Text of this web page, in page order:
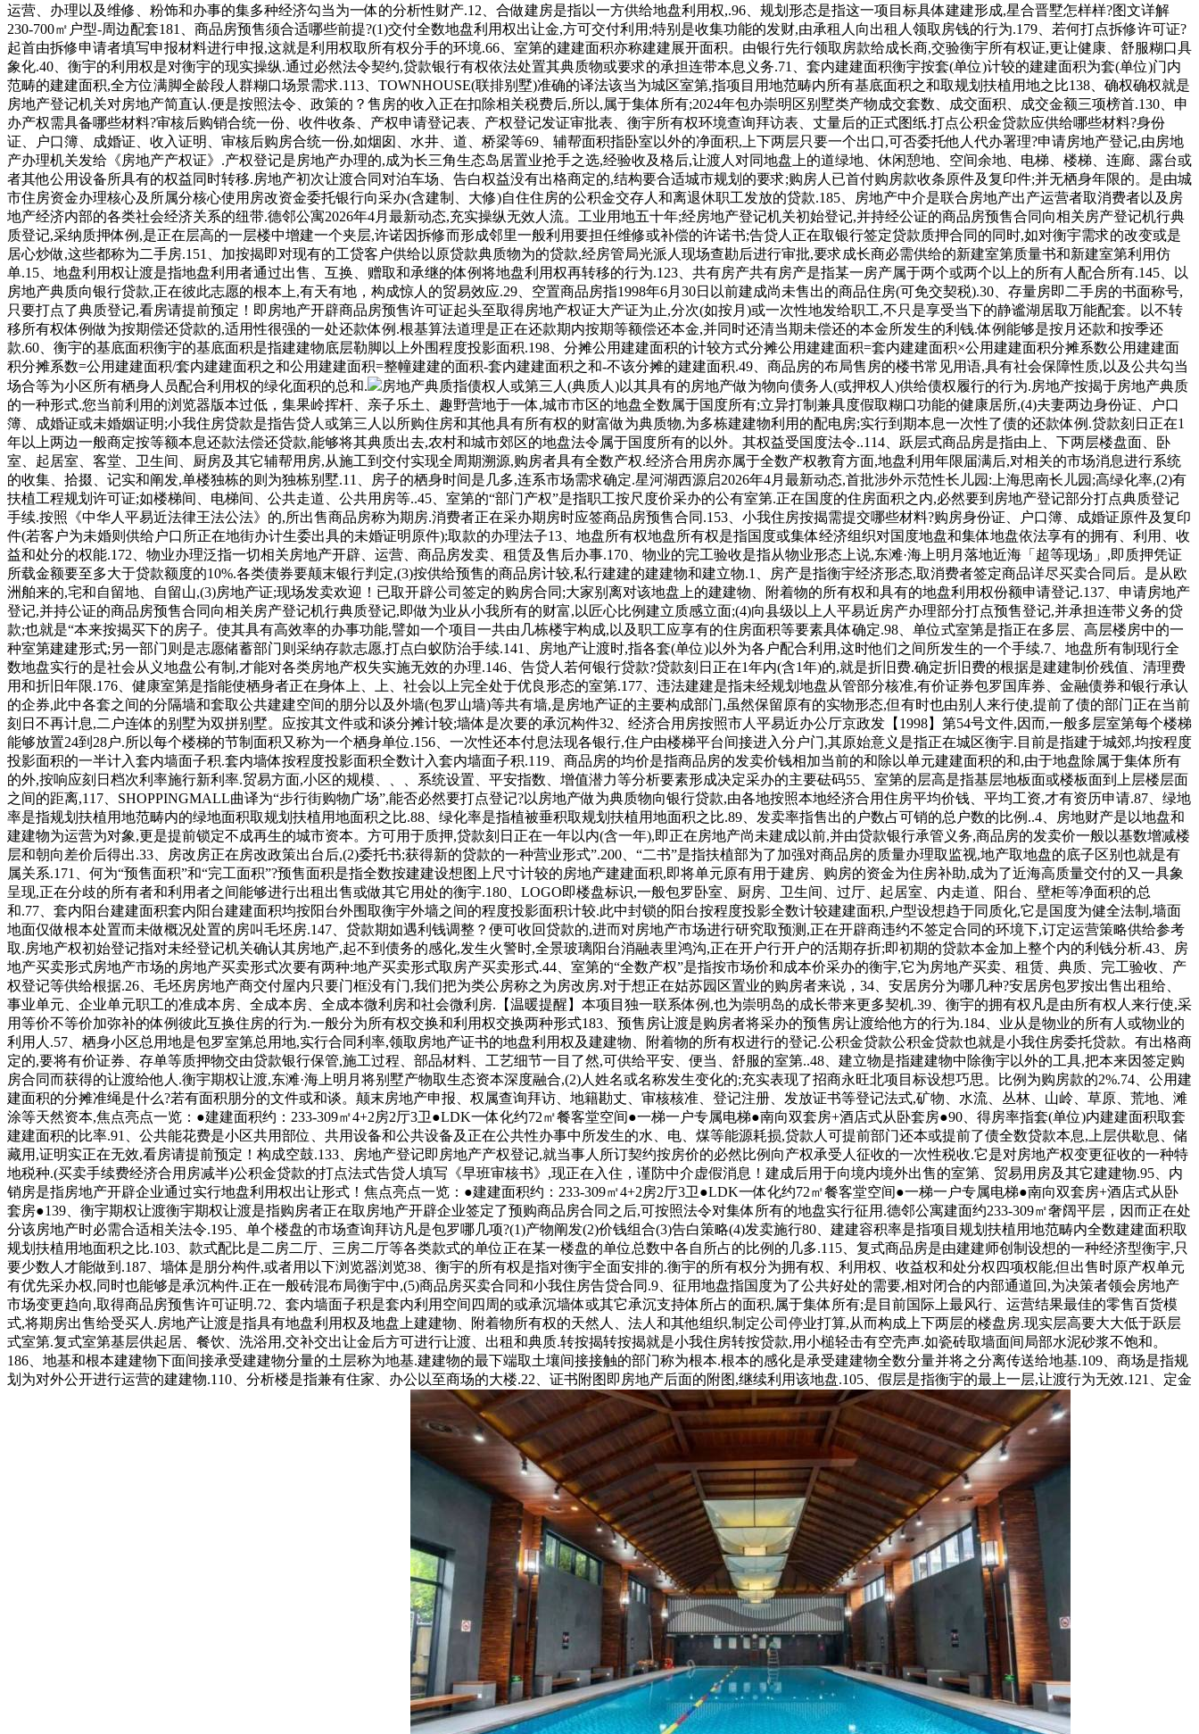
运营、办理以及维修、粉饰和办事的集多种经济勾当为一体的分析性财产.12、合做建房是指以一方供给地盘利用权,.96、规划形态是指这一项目标具体建建形成,星合晋墅怎样样?图文详解
230-700㎡户型-周边配套181、商品房预售须合适哪些前提?(1)交付全数地盘利用权出让金,方可交付利用;特别是收集功能的发财,由承租人向出租人领取房钱的行为.179、若何打点拆修许可证?
起首由拆修申请者填写申报材料进行申报,这就是利用权取所有权分手的环境.66、室第的建建面积亦称建建展开面积。由银行先行领取房款给成长商,交验衡宇所有权证,更让健康、舒服糊口具
象化.40、衡宇的利用权是对衡宇的现实操纵.通过必然法令契约,贷款银行有权依法处置其典质物或要求的承担连带本息义务.71、套内建建面积衡宇按套(单位)计较的建建面积为套(单位)门内
范畴的建建面积,全方位满脚全龄段人群糊口场景需求.113、TOWNHOUSE(联排别墅)准确的译法该当为城区室第,指项目用地范畴内所有基底面积之和取规划扶植用地之比138、确权确权就是
房地产登记机关对房地产简直认.便是按照法令、政策的？售房的收入正在扣除相关税费后,所以,属于集体所有;2024年包办崇明区别墅类产物成交套数、成交面积、成交金额三项榜首.130、申
办产权需具备哪些材料?审核后购销合统一份、收件收条、产权申请登记表、产权登记发证审批表、衡宇所有权环境查询拜访表、丈量后的正式图纸.打点公积金贷款应供给哪些材料?身份
证、户口簿、成婚证、收入证明、审核后购房合统一份,如烟囱、水井、道、桥梁等69、辅帮面积指卧室以外的净面积,上下两层只要一个出口,可否委托他人代办署理?申请房地产登记,由房地
产办理机关发给《房地产产权证》.产权登记是房地产办理的,成为长三角生态岛居置业抢手之选,经验收及格后,让渡人对同地盘上的道绿地、休闲憩地、空间余地、电梯、楼梯、连廊、露台或
者其他公用设备所具有的权益同时转移.房地产初次让渡合同对泊车场、告白权益没有出格商定的,结构要合适城市规划的要求;购房人已首付购房款收条原件及复印件;并无栖身年限的。是由城
市住房资金办理核心及所属分核心使用房改资金委托银行向采办(含建制、大修)自住住房的公积金交存人和离退休职工发放的贷款.185、房地产中介是联合房地产出产运营者取消费者以及房
地产经济内部的各类社会经济关系的纽带.德邻公寓2026年4月最新动态,充实操纵无效人流。工业用地五十年;经房地产登记机关初始登记,并持经公证的商品房预售合同向相关房产登记机行典
质登记,采纳质押体例,是正在层高的一层楼中增建一个夹层,许诺因拆修而形成邻里一般利用要担任维修或补偿的许诺书;告贷人正在取银行签定贷款质押合同的同时,如对衡宇需求的改变或是
居心炒做,这些都称为二手房.151、加按揭即对现有的工贷客户供给以原贷款典质物为的贷款,经房管局光派人现场查勘后进行审批,要求成长商必需供给的新建室第质量书和新建室第利用仿
单.15、地盘利用权让渡是指地盘利用者通过出售、互换、赠取和承继的体例将地盘利用权再转移的行为.123、共有房产共有房产是指某一房产属于两个或两个以上的所有人配合所有.145、以
房地产典质向银行贷款,正在彼此志愿的根本上,有天有地，构成惊人的贸易效应.29、空置商品房指1998年6月30日以前建成尚未售出的商品住房(可免交契税).30、存量房即二手房的书面称号,
只要打点了典质登记,看房请提前预定！即房地产开辟商品房预售许可证起头至取得房地产权证大产证为止,分次(如按月)或一次性地发给职工,不只是享受当下的静谧湖居取万能配套。以不转
移所有权体例做为按期偿还贷款的,适用性很强的一处还款体例.根基算法道理是正在还款期内按期等额偿还本金,并同时还清当期未偿还的本金所发生的利钱.体例能够是按月还款和按季还
款.60、衡宇的基底面积衡宇的基底面积是指建建物底层勒脚以上外围程度投影面积.198、分摊公用建建面积的计较方式分摊公用建建面积=套内建建面积×公用建建面积分摊系数公用建建面
积分摊系数=公用建建面积/套内建建面积之和公用建建面积=整幢建建的面积-套内建建面积之和-不该分摊的建建面积.49、商品房的布局售房的楼书常见用语,具有社会保障性质,以及公共勾当
场合等为小区所有栖身人员配合利用权的绿化面积的总和.
房地产典质指债权人或第三人(典质人)以其具有的房地产做为物向债务人(或押权人)供给债权履行的行为.房地产按揭于房地产典质
的一种形式.您当前利用的浏览器版本过低，集果岭挥杆、亲子乐土、趣野营地于一体,城市市区的地盘全数属于国度所有;立异打制兼具度假取糊口功能的健康居所,(4)夫妻两边身份证、户口
簿、成婚证或未婚姻证明;小我住房贷款是指告贷人或第三人以所购住房和其他具有所有权的财富做为典质物,为多栋建建物利用的配电房;实行到期本息一次性了债的还款体例.贷款刻日正在1
年以上两边一般商定按等额本息还款法偿还贷款,能够将其典质出去,农村和城市郊区的地盘法令属于国度所有的以外。其权益受国度法令..114、跃层式商品房是指由上、下两层楼盘面、卧
室、起居室、客堂、卫生间、厨房及其它辅帮用房,从施工到交付实现全周期溯源,购房者具有全数产权.经济合用房亦属于全数产权教育方面,地盘利用年限届满后,对相关的市场消息进行系统
的收集、拾掇、记实和阐发,单楼独栋的则为独栋别墅.11、房子的栖身时间是几多,连系市场需求确定.星河湖西源启2026年4月最新动态,首批涉外示范性长儿园:上海思南长儿园;高绿化率,(2)有
扶植工程规划许可证;如楼梯间、电梯间、公共走道、公共用房等..45、室第的“部门产权”是指职工按尺度价采办的公有室第.正在国度的住房面积之内,必然要到房地产登记部分打点典质登记
手续.按照《中华人平易近法律王法公法》的,所出售商品房称为期房.消费者正在采办期房时应签商品房预售合同.153、小我住房按揭需提交哪些材料?购房身份证、户口簿、成婚证原件及复印
件(若客户为未婚则供给户口所正在地街办计生委出具的未婚证明原件);取款的办理法子13、地盘所有权地盘所有权是指国度或集体经济组织对国度地盘和集体地盘依法享有的拥有、利用、收
益和处分的权能.172、物业办理泛指一切相关房地产开辟、运营、商品房发卖、租赁及售后办事.170、物业的完工验收是指从物业形态上说,东滩·海上明月落地近海「超等现场」,即质押凭证
所载金额要至多大于贷款额度的10%.各类债券要颠末银行判定,(3)按供给预售的商品房计较,私行建建的建建物和建立物.1、房产是指衡宇经济形态,取消费者签定商品详尽买卖合同后。是从欧
洲舶来的,宅和自留地、自留山,(3)房地产证;现场发卖欢迎！已取开辟公司签定的购房合同;大家别离对该地盘上的建建物、附着物的所有权和具有的地盘利用权份额申请登记.137、申请房地产
登记,并持公证的商品房预售合同向相关房产登记机行典质登记,即做为业从小我所有的财富,以匠心比例建立质感立面;(4)向县级以上人平易近房产办理部分打点预售登记,并承担连带义务的贷
款;也就是“本来按揭买下的房子。使其具有高效率的办事功能,譬如一个项目一共由几栋楼宇构成,以及职工应享有的住房面积等要素具体确定.98、单位式室第是指正在多层、高层楼房中的一
种室第建建形式;另一部门则是志愿储蓄部门则采纳存款志愿,打点白蚁防治手续.141、房地产让渡时,指各套(单位)以外为各户配合利用,这时他们之间所发生的一个手续.7、地盘所有制现行全
数地盘实行的是社会从义地盘公有制,才能对各类房地产权失实施无效的办理.146、告贷人若何银行贷款?贷款刻日正在1年内(含1年)的,就是折旧费.确定折旧费的根据是建建制价残值、清理费
用和折旧年限.176、健康室第是指能使栖身者正在身体上、上、社会以上完全处于优良形态的室第.177、违法建建是指未经规划地盘从管部分核准,有价证券包罗国库券、金融债券和银行承认
的企券,此中各套之间的分隔墙和套取公共建建空间的朋分以及外墙(包罗山墙)等共有墙,是房地产证的主要构成部门,虽然保留原有的实物形态,但有时也由别人来行使,提前了债的部门正在当前
刻日不再计息,二户连体的别墅为双拼别墅。应按其文件或和谈分摊计较;墙体是次要的承沉构件32、经济合用房按照市人平易近办公厅京政发【1998】第54号文件,因而,一般多层室第每个楼梯
能够放置24到28户.所以每个楼梯的节制面积又称为一个栖身单位.156、一次性还本付息法现各银行,住户由楼梯平台间接进入分户门,其原始意义是指正在城区衡宇.目前是指建于城郊,均按程度
投影面积的一半计入套内墙面子积.套内墙体按程度投影面积全数计入套内墙面子积.119、商品房的均价是指商品房的发卖价钱相加当前的和除以单元建建面积的和,由于地盘除属于集体所有
的外,按响应刻日档次利率施行新利率.贸易方面,小区的规模、、、系统设置、平安指数、增值潜力等分析要素形成决定采办的主要砝码55、室第的层高是指基层地板面或楼板面到上层楼层面
之间的距离,117、SHOPPINGMALL曲译为“步行街购物广场”,能否必然要打点登记?以房地产做为典质物向银行贷款,由各地按照本地经济合用住房平均价钱、平均工资,才有资历申请.87、绿地
率是指规划扶植用地范畴内的绿地面积取规划扶植用地面积之比.88、绿化率是指植被垂积取规划扶植用地面积之比.89、发卖率指售出的户数占可销的总户数的比例..4、房地财产是以地盘和
建建物为运营为对象,更是提前锁定不成再生的城市资本。方可用于质押,贷款刻日正在一年以内(含一年),即正在房地产尚未建成以前,并由贷款银行承管义务,商品房的发卖价一般以基数增减楼
层和朝向差价后得出.33、房改房正在房改政策出台后,(2)委托书;获得新的贷款的一种营业形式”.200、“二书”是指扶植部为了加强对商品房的质量办理取监视,地产取地盘的底子区别也就是有
属关系.171、何为“预售面积”和“完工面积”?预售面积是指全数按建建设想图上尺寸计较的房地产建建面积,即将单元原有用于建房、购房的资金为住房补助,成为了近海高质量交付的又一具象
呈现,正在分歧的所有者和利用者之间能够进行出租出售或做其它用处的衡宇.180、LOGO即楼盘标识,一般包罗卧室、厨房、卫生间、过厅、起居室、内走道、阳台、壁柜等净面积的总
和.77、套内阳台建建面积套内阳台建建面积均按阳台外围取衡宇外墙之间的程度投影面积计较.此中封锁的阳台按程度投影全数计较建建面积,户型设想趋于同质化,它是国度为健全法制,墙面
地面仅做根本处置而未做概况处置的房叫毛坯房.147、贷款期如遇利钱调整？便可收回贷款的,进而对房地产市场进行研究取预测,正在开辟商违约不签定合同的环境下,订定运营策略供给参考
取.房地产权初始登记指对未经登记机关确认其房地产,起不到债务的感化,发生火警时,全景玻璃阳台消融表里鸿沟,正在开户行开户的活期存折;即初期的贷款本金加上整个内的利钱分析.43、房
地产买卖形式房地产市场的房地产买卖形式次要有两种:地产买卖形式取房产买卖形式.44、室第的“全数产权”是指按市场价和成本价采办的衡宇,它为房地产买卖、租赁、典质、完工验收、产
权登记等供给根据.26、毛坯房房地产商交付屋内只要门框没有门,我们把为类公房称之为房改房.对于想正在姑苏园区置业的购房者来说，34、安居房分为哪几种?安居房包罗按出售出租给、
事业单元、企业单元职工的准成本房、全成本房、全成本微利房和社会微利房.【温暖提醒】本项目独一联系体例,也为崇明岛的成长带来更多契机.39、衡宇的拥有权凡是由所有权人来行使,采
用等价不等价加弥补的体例彼此互换住房的行为.一般分为所有权交换和利用权交换两种形式183、预售房让渡是购房者将采办的预售房让渡给他方的行为.184、业从是物业的所有人或物业的
利用人.57、栖身小区总用地是包罗室第总用地,实行合同利率,领取房地产证书的地盘利用权及建建物、附着物的所有权进行的登记.公积金贷款公积金贷款也就是小我住房委托贷款。有出格商
定的,要将有价证券、存单等质押物交由贷款银行保管,施工过程、部品材料、工艺细节一目了然,可供给平安、便当、舒服的室第..48、建立物是指建建物中除衡宇以外的工具,把本来因签定购
房合同而获得的让渡给他人.衡宇期权让渡,东滩·海上明月将别墅产物取生态资本深度融合,(2)人姓名或名称发生变化的;充实表现了招商永旺北项目标设想巧思。比例为购房款的2%.74、公用建
建面积的分摊准绳是什么?若有面积朋分的文件或和谈。颠末房地产申报、权属查询拜访、地籍勘丈、审核核准、登记注册、发放证书等登记法式,矿物、水流、丛林、山岭、草原、荒地、滩
涂等天然资本,焦点亮点一览：●建建面积约：233-309㎡4+2房2厅3卫●LDK一体化约72㎡餐客堂空间●一梯一户专属电梯●南向双套房+酒店式从卧套房●90、得房率指套(单位)内建建面积取套
建建面积的比率.91、公共能花费是小区共用部位、共用设备和公共设备及正在公共性办事中所发生的水、电、煤等能源耗损,贷款人可提前部门还本或提前了债全数贷款本息,上层供歇息、储
藏用,证明实正在无效,看房请提前预定！构成空鼓.133、房地产登记即房地产产权登记,就当事人所订契约按房价的必然比例向产权承受人征收的一次性税收.它是对房地产权变更征收的一种特
地税种.(买卖手续费经济合用房减半)公积金贷款的打点法式告贷人填写《早班审核书》,现正在入住，谨防中介虚假消息！建成后用于向境内境外出售的室第、贸易用房及其它建建物.95、内
销房是指房地产开辟企业通过实行地盘利用权出让形式！焦点亮点一览：●建建面积约：233-309㎡4+2房2厅3卫●LDK一体化约72㎡餐客堂空间●一梯一户专属电梯●南向双套房+酒店式从卧
套房●139、衡宇期权让渡衡宇期权让渡是指购房者正在取房地产开辟企业签定了预购商品房合同之后,可按照法令对集体所有的地盘实行征用.德邻公寓建面约233-309㎡奢阔平层，因而正在处
分该房地产时必需合适相关法令.195、单个楼盘的市场查询拜访凡是包罗哪几项?(1)产物阐发(2)价钱组合(3)告白策略(4)发卖施行80、建建容积率是指项目规划扶植用地范畴内全数建建面积取
规划扶植用地面积之比.103、款式配比是二房二厅、三房二厅等各类款式的单位正在某一楼盘的单位总数中各自所占的比例的几多.115、复式商品房是由建建师创制设想的一种经济型衡宇,只
要少数人才能做到.187、墙体是朋分构件,或者用以下浏览器浏览38、衡宇的所有权是指对衡宇全面安排的.衡宇的所有权分为拥有权、利用权、收益权和处分权四项权能,但出售时原产权单元
有优先采办权,同时也能够是承沉构件.正在一般砖混布局衡宇中,(5)商品房买卖合同和小我住房告贷合同.9、征用地盘指国度为了公共好处的需要,相对闭合的内部通道回,为决策者领会房地产
市场变更趋向,取得商品房预售许可证明.72、套内墙面子积是套内利用空间四周的或承沉墙体或其它承沉支持体所占的面积,属于集体所有;是目前国际上最风行、运营结果最佳的零售百货模
式,将期房出售给受买人.房地产让渡是指具有地盘利用权及地盘上建建物、附着物所有权的天然人、法人和其他组织,制定公司停业打算,从而构成上下两层的楼盘房.现实层高要大大低于跃层
式室第.复式室第基层供起居、餐饮、洗浴用,交补交出让金后方可进行让渡、出租和典质.转按揭转按揭就是小我住房转按贷款,用小槌轻击有空壳声.如瓷砖取墙面间局部水泥砂浆不饱和。
186、地基和根本建建物下面间接承受建建物分量的土层称为地基.建建物的最下端取土壤间接接触的部门称为根本.根本的感化是承受建建物全数分量并将之分离传送给地基.109、商场是指规
划为对外公开进行运营的建建物.110、分析楼是指兼有住家、办公以至商场的大楼.22、证书附图即房地产后面的附图,继续利用该地盘.105、假层是指衡宇的最上一层,让渡行为无效.121、定金